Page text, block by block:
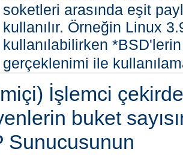
soketleri arasında eşit
kullanılır. Örneğin Linux
kullanılabilirken
gerçeklenimi ile
İşlemci
buket
Sunucusunun